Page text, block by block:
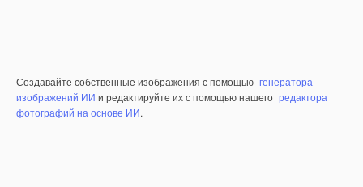
Создавайте собственные изображения с помощью генератора
изображений ИИ и редактируйте их с помощью нашего редактора
фотографий на основе ИИ.